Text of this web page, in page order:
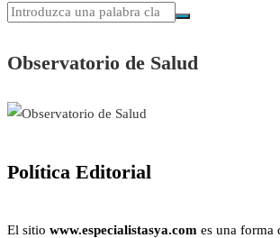
Observatorio de Salud
Política Editorial
El sitio www.especialistasya.com es una forma